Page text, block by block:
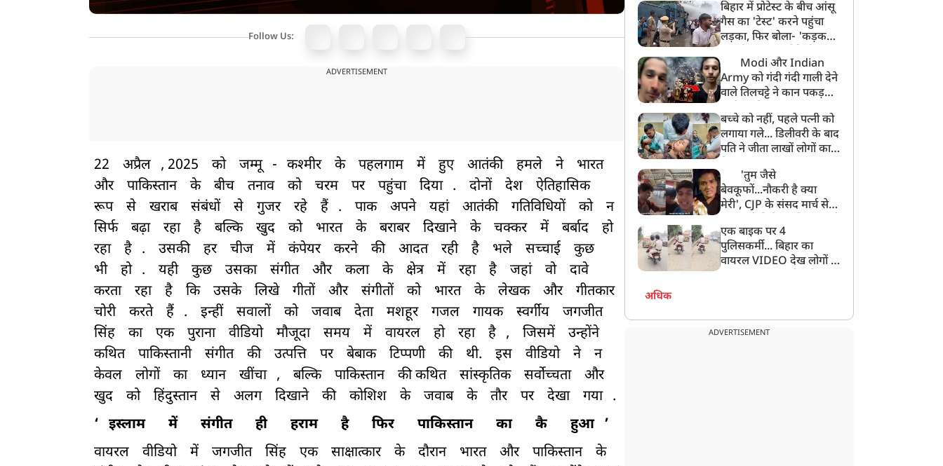
Follow Us:
ADVERTISEMENT
22 अप्रैल , 2025 को जम्मू - कश्मीर के पहलगाम में हुए आतंकी हमले ने
भारत
और
पाकिस्तान के बीच तनाव को चरम पर पहुंचा दिया . दोनों देश
ऐतिहासिक
रूप
से खराब संबंधों से गुजर रहे हैं . पाक अपने यहां आतंकी गतिविधियों को
न
सिर्फ
बढ़ा रहा है बल्कि खुद को भारत के बराबर दिखाने के चक्कर में बर्बाद
हो
रहा
है . उसकी हर चीज में कंपेयर करने की आदत रही है भले सच्चाई
कुछ
भी
हो . यही कुछ उसका संगीत और कला के क्षेत्र में रहा है जहां वो
दावे
करता
रहा है कि उसके लिखे गीतों और संगीतों को भारत के लेखक और
गीतकार
चोरी
करते हैं . इन्हीं सवालों को जवाब देता मशहूर गजल गायक स्वर्गीय
जगजीत
सिंह
का एक पुराना वीडियो मौजूदा समय में वायरल हो रहा है , जिसमें
उन्होंने
कथित
पाकिस्तानी संगीत की उत्पत्ति पर बेबाक टिप्पणी की थी. इस वीडियो ने
न
केवल
लोगों का ध्यान खींचा , बल्कि पाकिस्तान की कथित सांस्कृतिक सर्वोच्चता
और
खुद
को हिंदुस्तान से अलग दिखाने की कोशिश के जवाब के तौर पर देखा गया .
‘ इस्लाम में संगीत ही हराम है फिर पाकिस्तान का कै हुआ ’
वायरल
वीडियो में जगजीत सिंह एक साक्षात्कार के दौरान भारत और पाकिस्तान
के
बिहार में प्रोटेस्ट के बीच आंसू
गैस का 'टेस्ट' करने पहुंचा
लड़का, फिर बोला- 'कड़क
वायरलModi और Indian
Army को गंदी गंदी गाली देने
वाले तिलचट्टे ने कान पकड़कर
बच्चे को नहीं, पहले पत्नी को
लगाया गले... डिलीवरी के बाद
पति ने जीता लाखों लोगों का
'तुम जैसे
बेवकूफों...नौकरी है क्या
मेरी', CJP के संसद मार्च से
के सवाल पर मिला ये जवाब!
एक बाइक पर 4
पुलिसकर्मी... बिहार का
वायरल VIDEO देख लोगों ने
अधिक
ADVERTISEMENT